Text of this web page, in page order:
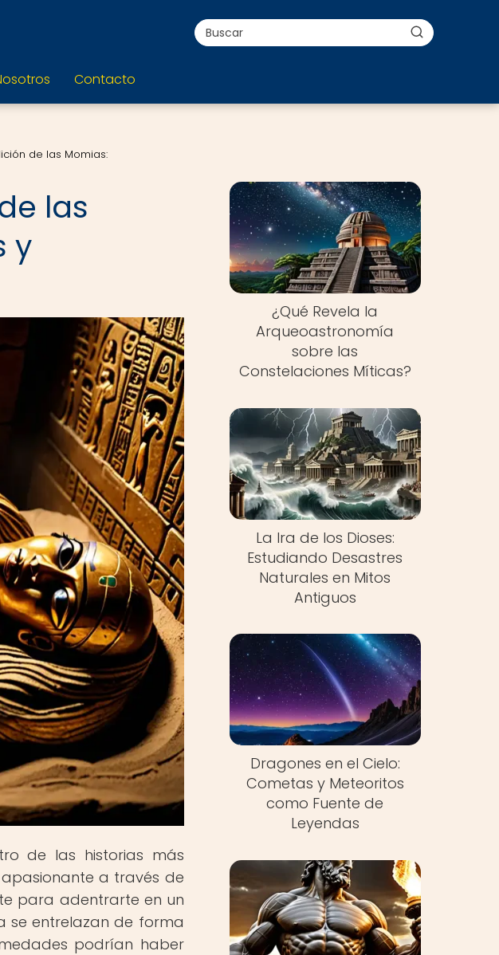
Contacto
de las Momias:
las
y
de las historias más
a través de
para adentrarte en un
se entrelazan de forma
podrían haber
¿Qué Revela la
Arqueoastronomía
sobre las
Constelaciones Míticas?
La Ira de los Dioses:
Estudiando Desastres
Naturales en Mitos
Antiguos
Dragones en el Cielo:
Cometas y Meteoritos
como Fuente de
Leyendas